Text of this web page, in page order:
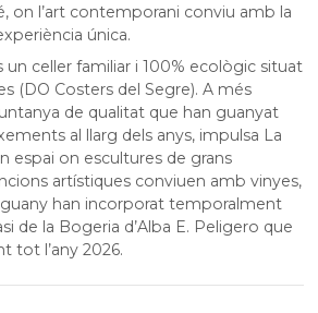
on l’art contemporani conviu amb la
única.
un celler familiar i 100% ecològic situat
(DO Costers del Segre). A més
de qualitat que han guanyat
al llarg dels anys, impulsa La
espai on escultures de grans
artístiques conviuen amb vinyes,
han incorporat temporalment
de la Bogeria d’Alba E. Peligero que
tot l’any 2026.